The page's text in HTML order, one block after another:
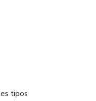
tipos